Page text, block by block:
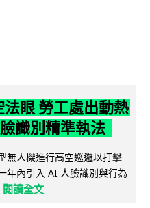
眼 勞工處出動熱
識別精準執法
無人機進行高空巡邏以打擊
年內引入 AI 人臉識別與行為
閱讀全文